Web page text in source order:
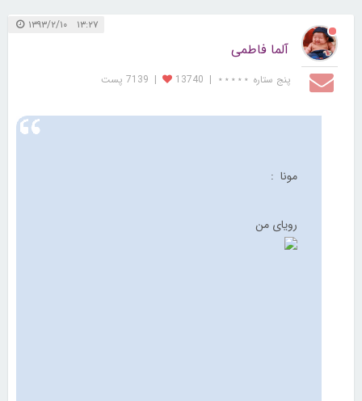
۱۳:۲۷ ۱۳۹۳/۲/۱۰
آلما فاطمی
پنج ستاره ⋆⋆⋆⋆⋆ |
13740
| 7139 پست
مونا :
رویای من